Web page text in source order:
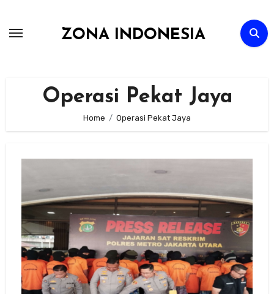
ZONA INDONESIA
Operasi Pekat Jaya
Home Operasi Pekat Jaya